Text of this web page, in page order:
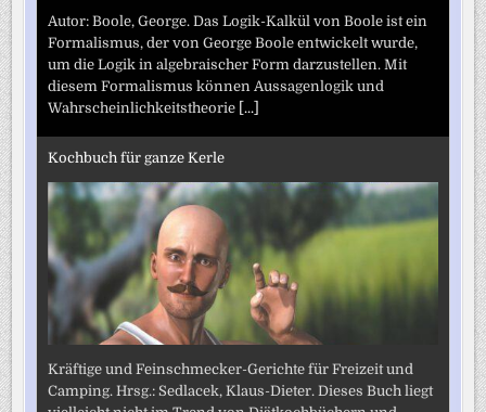
Autor: Boole, George. Das Logik-Kalkül von Boole ist ein
Formalismus, der von George Boole entwickelt wurde,
um die Logik in algebraischer Form darzustellen. Mit
diesem Formalismus können Aussagenlogik und
Wahrscheinlichkeitstheorie [...]
Kochbuch für ganze Kerle
Kräftige und Feinschmecker-Gerichte für Freizeit und
Camping. Hrsg.: Sedlacek, Klaus-Dieter. Dieses Buch liegt